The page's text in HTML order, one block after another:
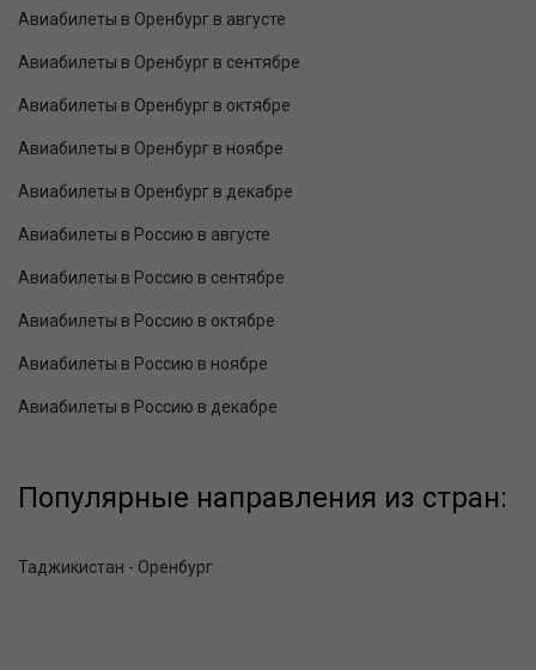
Авиабилеты в Оренбург в августе
Авиабилеты в Оренбург в сентябре
Авиабилеты в Оренбург в октябре
Авиабилеты в Оренбург в ноябре
Авиабилеты в Оренбург в декабре
Авиабилеты в Россию в августе
Авиабилеты в Россию в сентябре
Авиабилеты в Россию в октябре
Авиабилеты в Россию в ноябре
Авиабилеты в Россию в декабре
Популярные направления из стран:
Таджикистан - Оренбург